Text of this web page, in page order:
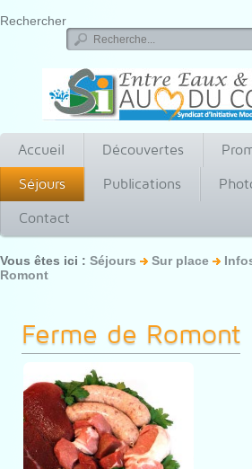
Rechercher
Accueil Découvertes
Séjours
Publications
Contact
Vous êtes ici : Séjours Sur place
Romont
Ferme de Romont